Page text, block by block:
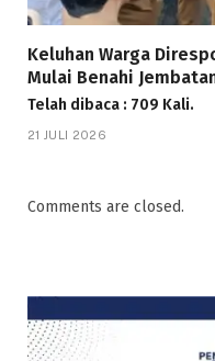
Keluhan Warga
Mulai Benahi
Telah dibaca : 709 Kali.
21 JULI 2026
Comments are closed.